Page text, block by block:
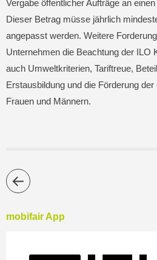
Vergabe öffentlicher Aufträge an
Dieser Betrag müsse jährlich
angepasst werden. Weitere
Unternehmen die Beachtung der ILO
auch Umweltkriterien, Tariftreue,
Erstausbildung und die Förderung
Frauen und Männern.
mobifair App